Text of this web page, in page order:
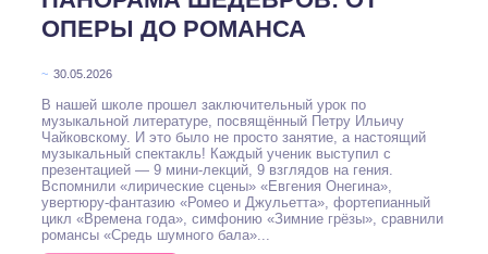
ОПЕРЫ ДО РОМАНСА
~ 30.05.2026
В нашей школе прошел заключительный урок по
музыкальной литературе, посвящённый Петру Ильичу
Чайковскому. И это было не просто занятие, а настоящий
музыкальный спектакль! Каждый ученик выступил с
презентацией — 9 мини-лекций, 9 взглядов на гения.
Вспомнили «лирические сцены» «Евгения Онегина»,
увертюру-фантазию «Ромео и Джульетта», фортепианный
цикл «Времена года», симфонию «Зимние грёзы», сравнили
романсы «Средь шумного бала»...